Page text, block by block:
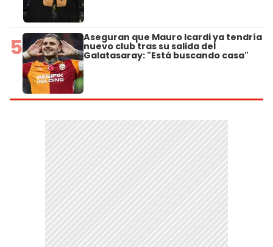
5 Aseguran que Mauro Icardi ya tendría
nuevo club tras su salida del
Galatasaray: "Está buscando casa"